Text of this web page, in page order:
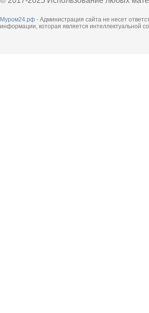
Муром24.рф - Администрация сайта не несет
информации, которая является интеллектуальной